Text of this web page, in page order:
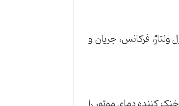
فرکانس، جریان و